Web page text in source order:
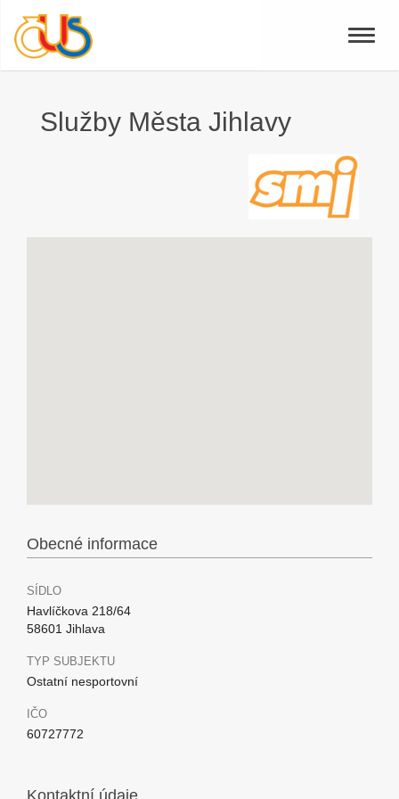
Toggle
Služby Města Jihlavy
Obecné informace
SÍDLO
Havlíčkova 218/64
58601 Jihlava
TYP SUBJEKTU
Ostatní nesportovní
IČO
60727772
Kontaktní údaje